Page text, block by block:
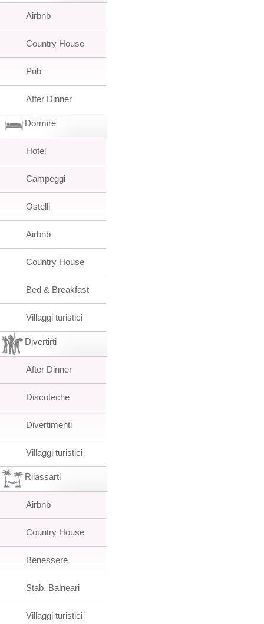
Airbnb
Country House
Pub
After Dinner
Dormire
Hotel
Campeggi
Ostelli
Airbnb
Country House
Bed & Breakfast
Villaggi turistici
Divertirti
After Dinner
Discoteche
Divertimenti
Villaggi turistici
Rilassarti
Airbnb
Country House
Benessere
Stab. Balneari
Villaggi turistici